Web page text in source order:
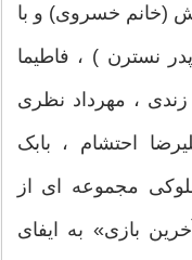
(خانم خسروی) و با
نسترن ) ، فاطیما
، مهرداد نظری
احتشام ، بابک
مجموعه ای از
بازی» به ایفای